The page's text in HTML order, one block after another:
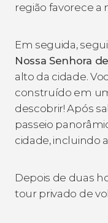
região favorece a
Em seguida,
Nossa Senhora
alto da cidade.
construído em
descobrir! Após
passeio
cidade, incluindo a
Depois de duas
tour privado de